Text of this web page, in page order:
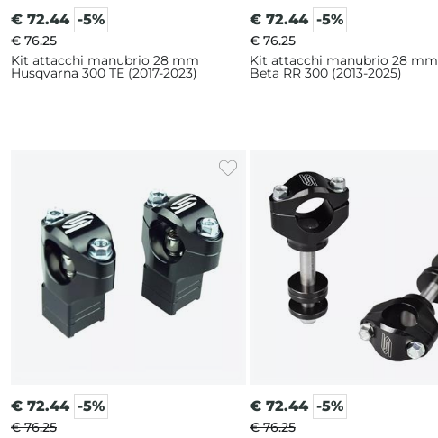
€ 72.44 -5%
€ 76.25
Kit attacchi manubrio 28 mm
Husqvarna 300 TE (2017-2023)
€ 72.44 -5%
€ 76.25
Kit attacchi manubrio 28 mm
Beta RR 300 (2013-2025)
€ 72.44 -5%
€ 76.25
€ 72.44 -5%
€ 76.25